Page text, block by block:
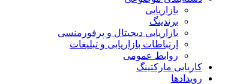
بازاریابی
برندینگ
بازاریابی دیجیتال و پرفورمنسی
ارتباطات بازاریابی و تبلیغات
روابط عمومی
کاریابی مارکتینگ
رویدادها